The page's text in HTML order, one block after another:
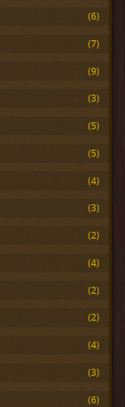
(6)
(7)
(9)
(3)
(5)
(5)
(4)
(3)
(2)
(4)
(2)
(2)
(4)
(3)
(6)